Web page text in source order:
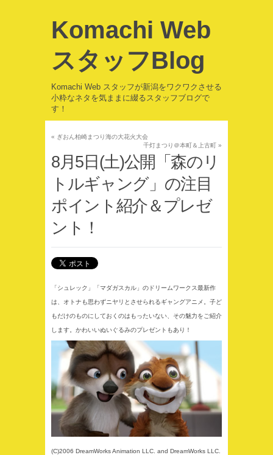
Komachi Web
スタッフBlog
Komachi Web スタッフが新潟をワクワクさせる
小粋なネタを気ままに綴るスタッフブログで
す！
« ぎおん柏崎まつり海の大花火大会
千灯まつり＠本町＆上古町 »
8月5日(土)公開「森のリ
トルギャング」の注目
ポイント紹介＆プレゼ
ント！
「シュレック」「マダガスカル」のドリームワークス最新作
は、オトナも思わずニヤリとさせられるギャングアニメ。子ど
もだけのものにしておくのはもったいない、その魅力をご紹介
します。かわいいぬいぐるみのプレゼントもあり！
(C)2006 DreamWorks Animation LLC. and DreamWorks LLC.